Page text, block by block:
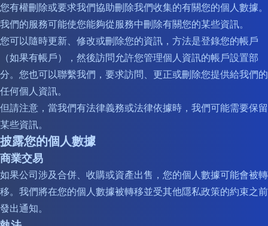
您有權刪除或要求我們協助刪除我們收集的有關您的個人數據。
我們的服務可能使您能夠從服務中刪除有關您的某些資訊。
您可以隨時更新、修改或刪除您的資訊，方法是登錄您的帳戶
（如果有帳戶），然後訪問允許您管理個人資訊的帳戶設置部
分。您也可以聯繫我們，要求訪問、更正或刪除您提供給我們的
任何個人資訊。
但請注意，當我們有法律義務或法律依據時，我們可能需要保留
某些資訊。
披露您的個人數據
商業交易
如果公司涉及合併、收購或資產出售，您的個人數據可能會被轉
移。我們將在您的個人數據被轉移並受其他隱私政策的約束之前
發出通知。